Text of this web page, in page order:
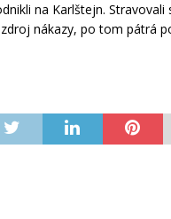
na Karlštejn. Stravovali
nákazy, po tom pátrá